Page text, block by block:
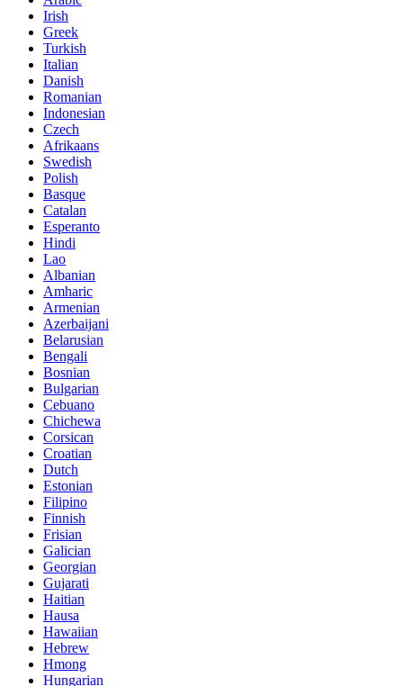
Irish
Greek
Turkish
Italian
Danish
Romanian
Indonesian
Czech
Afrikaans
Swedish
Polish
Basque
Catalan
Esperanto
Hindi
Lao
Albanian
Amharic
Armenian
Azerbaijani
Belarusian
Bengali
Bosnian
Bulgarian
Cebuano
Chichewa
Corsican
Croatian
Dutch
Estonian
Filipino
Finnish
Frisian
Galician
Georgian
Gujarati
Haitian
Hausa
Hawaiian
Hebrew
Hmong
Hungarian